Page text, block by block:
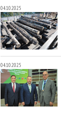
04.10.2025
04.10.2025